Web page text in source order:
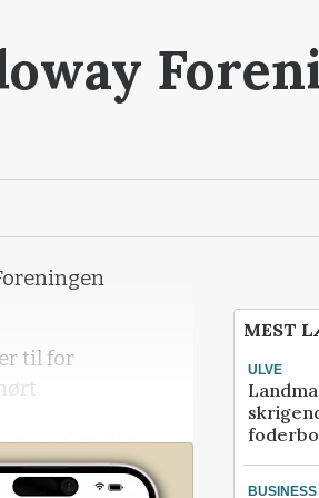
til for
hvor de bor, og
Claus
MEST
ULVE
BUSINESS